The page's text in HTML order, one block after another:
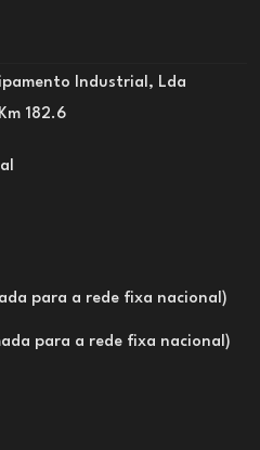
Industrial, Lda
182.6
para a rede fixa nacional)
para a rede fixa nacional)